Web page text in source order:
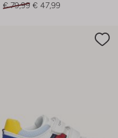
€ 79,99 € 47,99